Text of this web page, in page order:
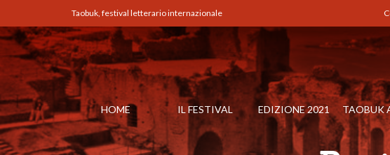
Taobuk, festival letterario internazionale
HOME IL FESTIVAL EDIZIONE 2021 TAOBUK